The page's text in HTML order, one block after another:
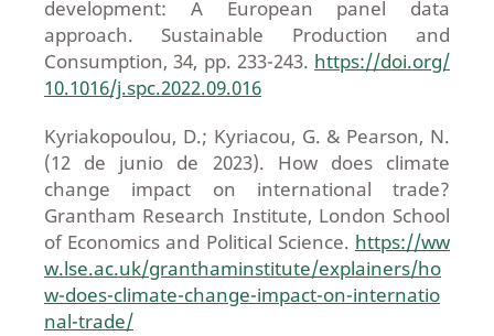
development: A European panel data
approach. Sustainable Production and
Consumption, 34, pp. 233-243. https://doi.org/
10.1016/j.spc.2022.09.016
Kyriakopoulou, D.; Kyriacou, G. & Pearson, N.
(12 de junio de 2023). How does climate
change impact on international trade?
Grantham Research Institute, London School
of Economics and Political Science. https://ww
w.lse.ac.uk/granthaminstitute/explainers/ho
w-does-climate-change-impact-on-internatio
nal-trade/